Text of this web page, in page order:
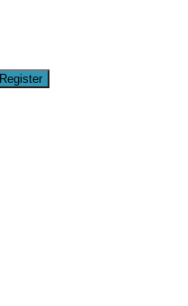
Register